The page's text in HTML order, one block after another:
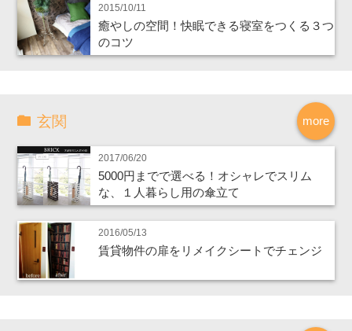
2015/10/11
癒やしの空間！快眠できる寝室をつくる３つ
のコツ
more
玄関
2017/06/20
5000円までで選べる！オシャレでスリム
な、１人暮らし用の傘立て
2016/05/13
賃貸物件の扉をリメイクシートでチェンジ